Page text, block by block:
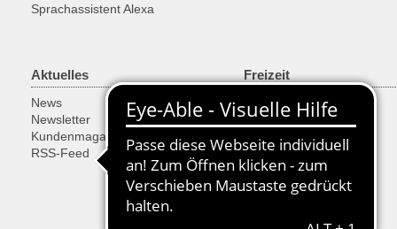
Sprachassistent Alexa
Aktuelles
News
Newsletter
Kundenmagazin
RSS-Feed
Freizeit
Ausflugsregionen
Fahrrad
Historische Fahrzeuge
Fähren & Schiffe